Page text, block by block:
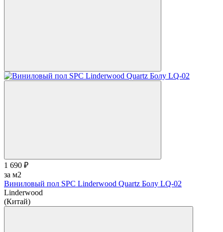
1 690 ₽
за м2
Виниловый пол SPC Linderwood Quartz Болу LQ-02
Linderwood
(Китай)